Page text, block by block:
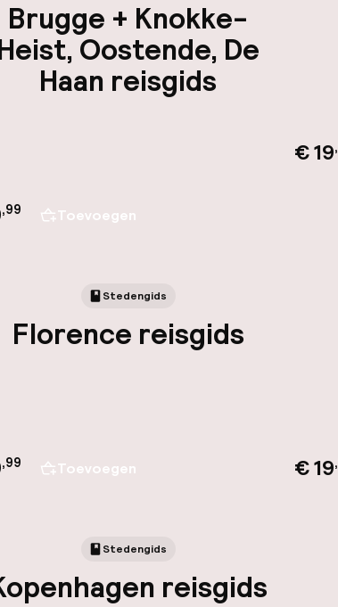
Brugge + Knokke-
Oostende, De
Haan reisgids
,99 Toevoegen
€ 19,
Stedengids
Florence reisgids
,99 Toevoegen € 19,
Stedengids
reisgids